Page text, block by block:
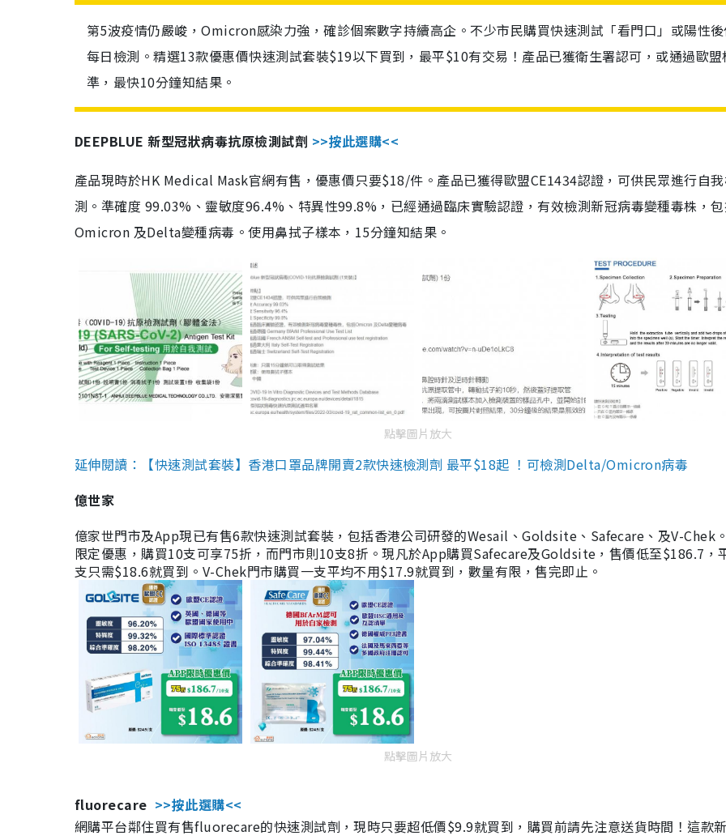
第5波疫情仍嚴峻，Omicron感染力強，確診個案數字持續高企。不少市民購買快速測試「看門口」或陽性
每日檢測。精選13款優惠價快速測試套裝$19以下買到，最平$10有交易！產品已獲衛生署認可，或通過歐盟
準，最快10分鐘知結果。
DEEPBLUE 新型冠狀病毒抗原檢測試劑 >>按此選購<<
產品現時於HK Medical Mask官網有售，優惠價只要$18/件。產品已獲得歐盟CE1434認證，可供民眾進行自
測。準確度 99.03%、靈敏度96.4%、特異性99.8%，已經通過臨床實驗認證，有效檢測新冠病毒變種毒株，
Omicron 及Delta變種病毒。使用鼻拭子樣本，15分鐘知結果。
點擊圖片放大
延伸閱讀：【快速測試套裝】香港口罩品牌開賣2款快速檢測劑 最平$18起 ！可檢測Delta/Omicron病毒
億世家
億家世門市及App現已有售6款快速測試套裝，包括香港公司研發的Wesail、Goldsite、Safecare、及V-Chek
限定優惠，購買10支可享75折，而門市則10支8折。現凡於App購買Safecare及Goldsite，售價低至$186.7，
支只需$18.6就買到。V-Chek門市購買一支平均不用$17.9就買到，數量有限，售完即止。
點擊圖片放大
fluorecare >>按此選購<<
網購平台鄰住買有售fluorecare的快速測試劑，現時只要超低價$9.9就買到，購買前請先注意送貨時間！這款